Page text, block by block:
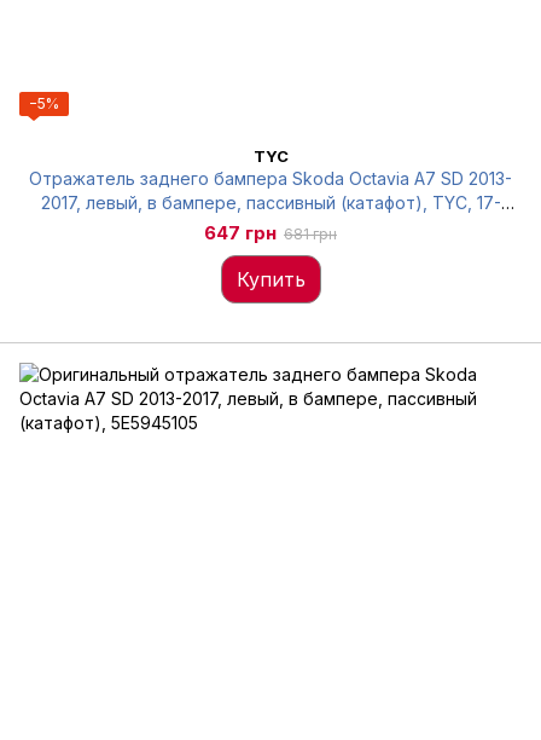
−5%
TYC
Отражатель заднего бампера Skoda Octavia A7 SD 2013-
2017, левый, в бампере, пассивный (катафот), TYC, 17-
0674-00-2
647 грн 681 грн
Купить